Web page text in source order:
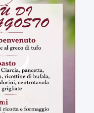
TUTTI I VIDEO